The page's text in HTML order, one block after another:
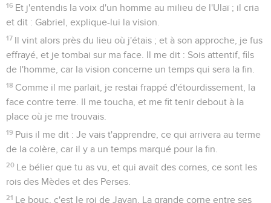
16 Et j'entendis la voix d'un homme au milieu de l'Ulaï ; il cria
et dit : Gabriel, explique-lui la vision.
17 Il vint alors près du lieu où j'étais ; et à son approche, je fus
effrayé, et je tombai sur ma face. Il me dit : Sois attentif, fils
de l'homme, car la vision concerne un temps qui sera la fin.
18 Comme il me parlait, je restai frappé d'étourdissement, la
face contre terre. Il me toucha, et me fit tenir debout à la
place où je me trouvais.
19 Puis il me dit : Je vais t'apprendre, ce qui arrivera au terme
de la colère, car il y a un temps marqué pour la fin.
20 Le bélier que tu as vu, et qui avait des cornes, ce sont les
rois des Mèdes et des Perses.
21 Le bouc, c'est le roi de Javan, La grande corne entre ses